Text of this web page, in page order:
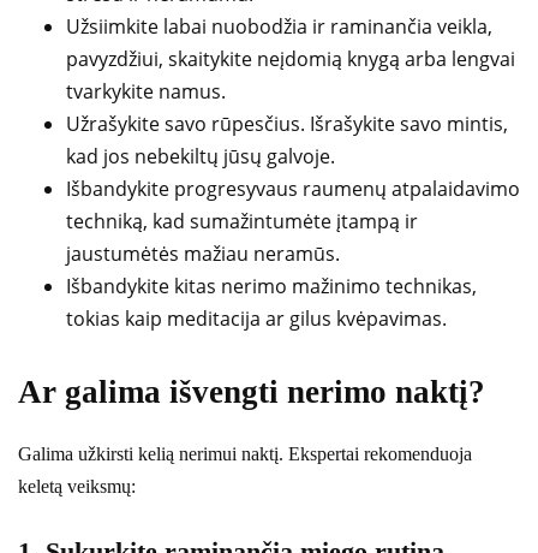
Užsiimkite labai nuobodžia ir raminančia veikla,
pavyzdžiui, skaitykite neįdomią knygą arba lengvai
tvarkykite namus.
Užrašykite savo rūpesčius. Išrašykite savo mintis,
kad jos nebekiltų jūsų galvoje.
Išbandykite progresyvaus raumenų atpalaidavimo
techniką, kad sumažintumėte įtampą ir
jaustumėtės mažiau neramūs.
Išbandykite kitas nerimo mažinimo technikas,
tokias kaip meditacija ar gilus kvėpavimas.
Ar galima išvengti nerimo naktį?
Galima užkirsti kelią nerimui naktį. Ekspertai rekomenduoja
keletą veiksmų: